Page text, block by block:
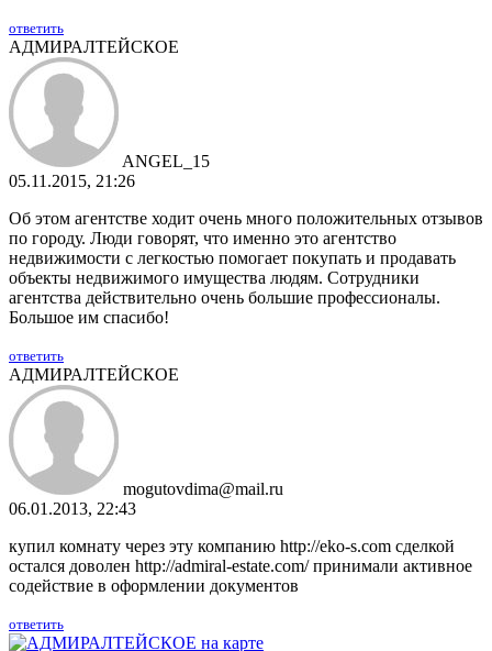
ответить
АДМИРАЛТЕЙСКОЕ
ANGEL_15
05.11.2015, 21:26
Об этом агентстве ходит очень много положительных отзывов
по городу. Люди говорят, что именно это агентство
недвижимости с легкостью помогает покупать и продавать
объекты недвижимого имущества людям. Сотрудники
агентства действительно очень большие профессионалы.
Большое им спасибо!
ответить
АДМИРАЛТЕЙСКОЕ
mogutovdima@mail.ru
06.01.2013, 22:43
купил комнату через эту компанию http://eko-s.com сделкой
остался доволен http://admiral-estate.com/ принимали активное
содействие в оформлении документов
ответить